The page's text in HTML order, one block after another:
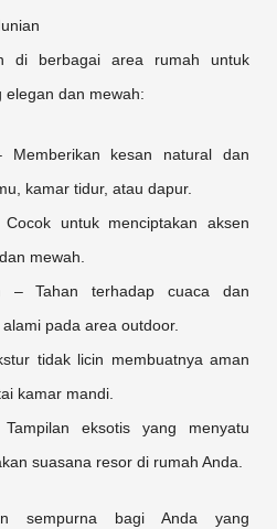
di berbagai area rumah untuk
elegan dan mewah:
Memberikan kesan natural dan
kamar tidur, atau dapur.
untuk menciptakan aksen
mewah.
– Tahan terhadap cuaca dan
pada area outdoor.
tidak licin membuatnya aman
kamar mandi.
eksotis yang menyatu
suasana resor di rumah Anda.
sempurna bagi Anda yang